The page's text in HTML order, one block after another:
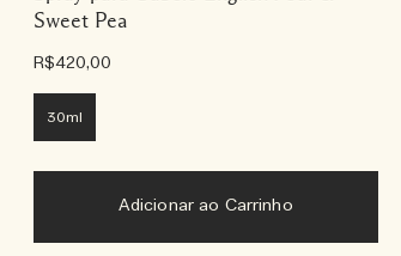
Sweet Pea
R$420,00
30ml
Adicionar ao Carrinho